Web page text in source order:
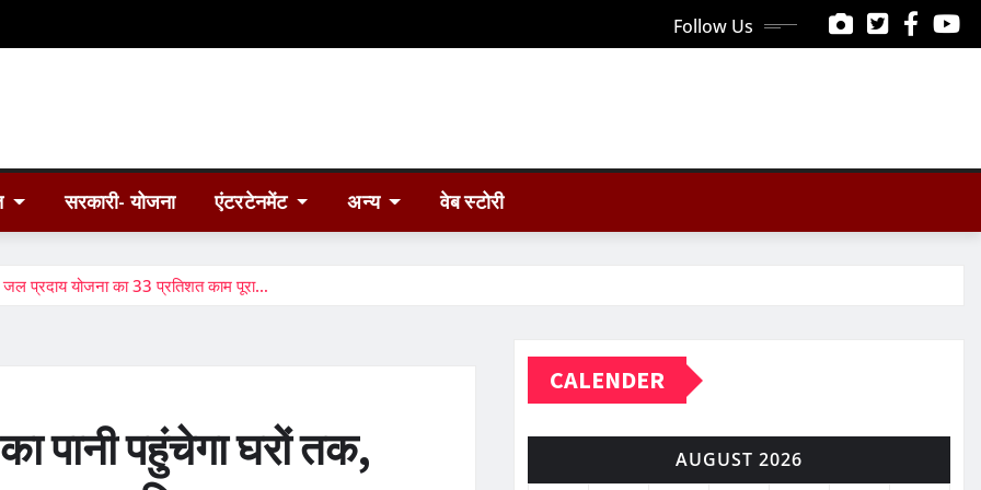
Follow Us
सरकारी- योजना एंटरटेनमेंट अन्य वेब स्टोरी
प्रदाय योजना का 33 प्रतिशत काम पूरा…
पानी पहुंचेगा घरों तक,
CALENDER
AUGUST 2026